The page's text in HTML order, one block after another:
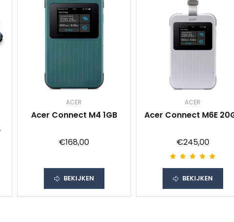
ACER
Acer Connect M4 1GB
€168,00
BEKIJKEN
ACER
Acer Connect M6E
€245,00
BEKIJKEN